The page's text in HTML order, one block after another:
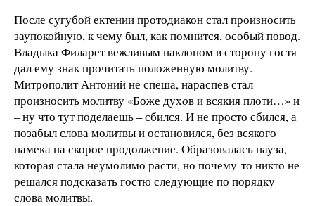
После сугубой ектении протодиакон стал произносить
заупокойную, к чему был, как помнится, особый повод.
Владыка Филарет вежливым наклоном в сторону гостя
дал ему знак прочитать положенную молитву.
Митрополит Антоний не спеша, нараспев стал
произносить молитву «Боже духов и всякия плоти…» и
– ну что тут поделаешь – сбился. И не просто сбился, а
позабыл слова молитвы и остановился, без всякого
намека на скорое продолжение. Образовалась пауза,
которая стала неумолимо расти, но почему-то никто не
решался подсказать гостю следующие по порядку
слова молитвы.